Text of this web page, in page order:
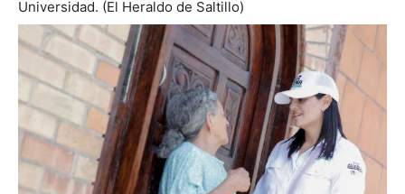
Universidad. (El Heraldo de Saltillo)